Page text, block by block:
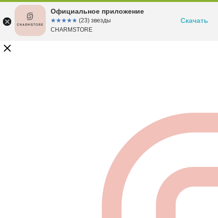
Официальное приложение
☆☆☆☆☆
★★★★★ (23) звезды
CHARMSTORE
Скачать